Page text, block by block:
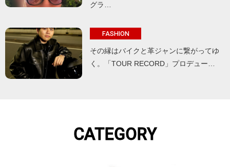
グラ…
FASHION
その縁はバイクと革ジャンに繋がってゆ
く。「TOUR RECORD」プロデュー…
CATEGORY